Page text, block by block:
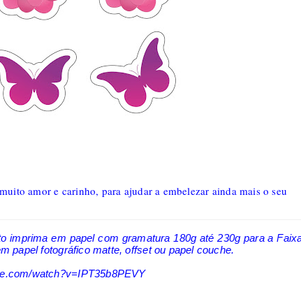
amor e carinho, para ajudar a embelezar ainda mais o seu
imprima em papel com gramatura 180g até 230g para a
papel fotográfico matte, offset ou papel couche.
watch?v=IPT35b8PEVY